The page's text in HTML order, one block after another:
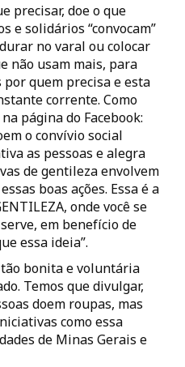
precisar, doe o que
e solidários “convocam”
no varal ou colocar
não usam mais, para
quem precisa e esta
corrente. Como
página do Facebook:
o convívio social
as pessoas e alegra
de gentileza envolvem
boas ações. Essa é a
onde você se
em benefício de
essa ideia”.
tão bonita e voluntária
Temos que divulgar,
doem roupas, mas
como essa
de Minas Gerais e